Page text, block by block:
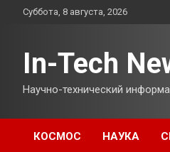
ПерейтиСуббота, 8 августа, 2026
In-Tech
Научно-технический
КОСМОС НАУКА